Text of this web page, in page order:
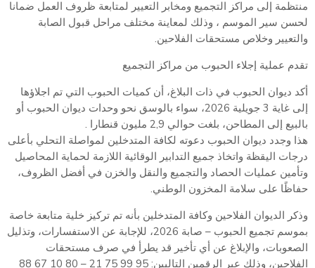
منتظمة إلى مراكز التجميع ومخابر التعيير لمتابعة ظروف العمل ضمانا
لحسن سير الموسم ، وذلك لمعاينة مختلف مراحل قبول الصابة
والتعيير وخلاص مستحقات الفلاحين.
تقدم عملية إجلاء الحبوب من مراكز التجميع
أكد ديوان الحبوب في ذات البلاغ، أن كميات الحبوب التي تم اجلاؤها
إلى غاية 3 جويلية 2026، سواء بالوسق نحو وحدات ديوان الحبوب أو
بالبيع إلى المطاحن، بلغت حوالي 2,9 مليون قنطارا .
هذا وجدد ديوان الحبوب دعوته لكافة المتدخلين لمواصلة التحلي بأعلى
درجات اليقظة واتخاذ جميع التدابير الوقائية اللازمة لحماية المحاصيل
وتأمين عمليات الحصاد والتجميع والنقل والخزن في أفضل الظروف،
حفاظًا على سلامة المخزون الوطني.
وذكر الديوان الفلاحين وكافة المتدخلين بأنه تم تركيز خلية متابعة خاصة
بموسم تجميع الحبوب – صابة 2026، للإجابة عن الاستفسارات، وتذليل
الصعوبات، والإبلاغ عن أي تأخير قد يطرأ في صرف مستحقات
الفلاحين، وذلك عبر الرقمين التاليين: 95 99 75 21 – 80 10 67 88